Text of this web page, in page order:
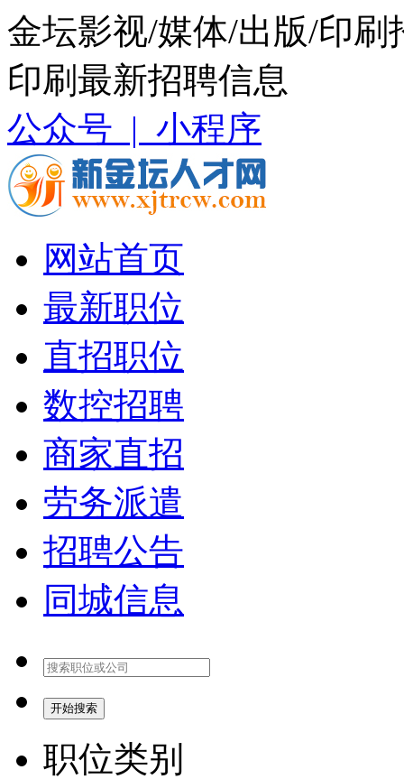
金坛影视/媒体/出版/印
印刷最新招聘信息
公众号 | 小程序
网站首页
最新职位
直招职位
数控招聘
商家直招
劳务派遣
招聘公告
同城信息
开始搜索
职位类别